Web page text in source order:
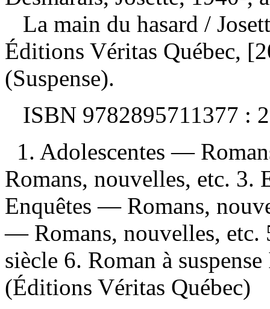
La main du hasard /
Éditions Véritas Québec,
(Suspense).
ISBN 9782895711377 :
1. Adolescentes —
Romans, nouvelles, etc.
Enquêtes — Romans,
— Romans, nouvelles, etc.
siècle 6. Roman à
(Éditions Véritas Québec)